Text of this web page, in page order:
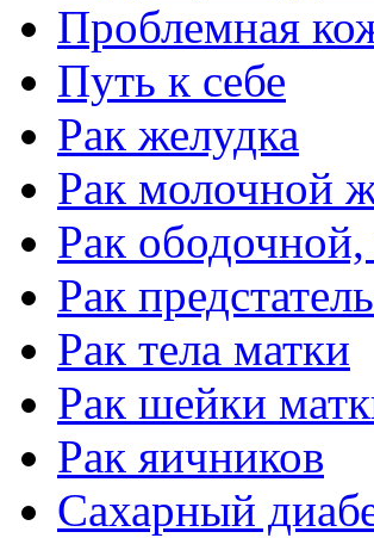
Проблемная
Путь к себе
Рак желудка
Рак молочной
Рак
Рак
Рак тела матки
Рак шейки
Рак яичников
Сахарный